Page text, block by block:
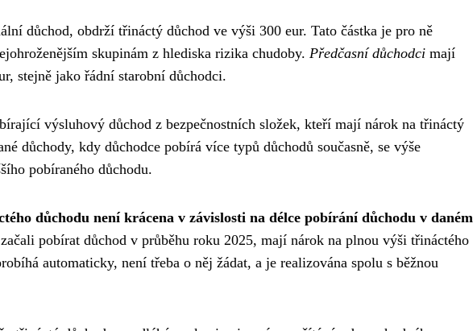
důchod, obdrží třináctý důchod ve výši 300 eur. Tato částka je pro ně
skupinám z hlediska rizika chudoby. Předčasní důchodci mají
stejně jako řádní starobní důchodci.
výsluhový důchod z bezpečnostních složek, kteří mají nárok na třináctý
důchody, kdy důchodce pobírá více typů důchodů současně, se výše
pobíraného důchodu.
důchodu není krácena v závislosti na délce pobírání důchodu v daném
pobírat důchod v průběhu roku 2025, mají nárok na plnou výši třináctého
automaticky, není třeba o něj žádat, a je realizována spolu s běžnou